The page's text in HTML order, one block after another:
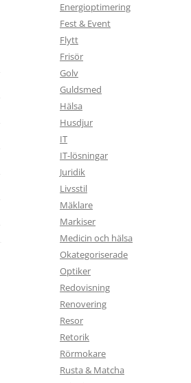
Energioptimering
Fest & Event
Flytt
Frisör
Golv
Guldsmed
Hälsa
Husdjur
IT
IT-lösningar
Juridik
Livsstil
Mäklare
Markiser
Medicin och hälsa
Okategoriserade
Optiker
Redovisning
Renovering
Resor
Retorik
Rörmokare
Rusta & Matcha